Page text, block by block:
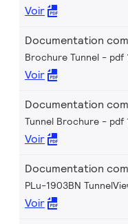
Voir
Documentation
Brochure Tunnel pdf
Voir
Documentation
Tunnel Brochure pdf
Voir
Documentation
PLu-1903BN
Voir